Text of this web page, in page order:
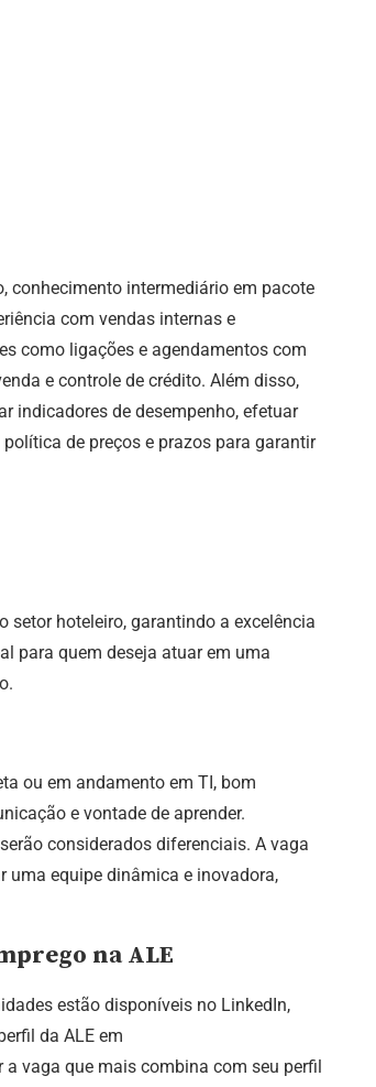
conhecimento intermediário em pacote
com vendas internas e
como ligações e agendamentos com
e controle de crédito. Além disso,
indicadores de desempenho, efetuar
de preços e prazos para garantir
setor hoteleiro, garantindo a excelência
para quem deseja atuar em uma
ou em andamento em TI, bom
e vontade de aprender.
considerados diferenciais. A vaga
uma equipe dinâmica e inovadora,
na ALE
estão disponíveis no LinkedIn,
da ALE em
a vaga que mais combina com seu perfil